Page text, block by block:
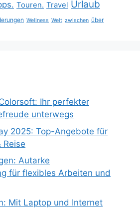
Touren. Travel Urlaub
Wellness Welt zwischen über
Ihr perfekter
unterwegs
2025: Top-Angebote für
Reise
Autarke
für flexibles Arbeiten und
Mit Laptop und Internet